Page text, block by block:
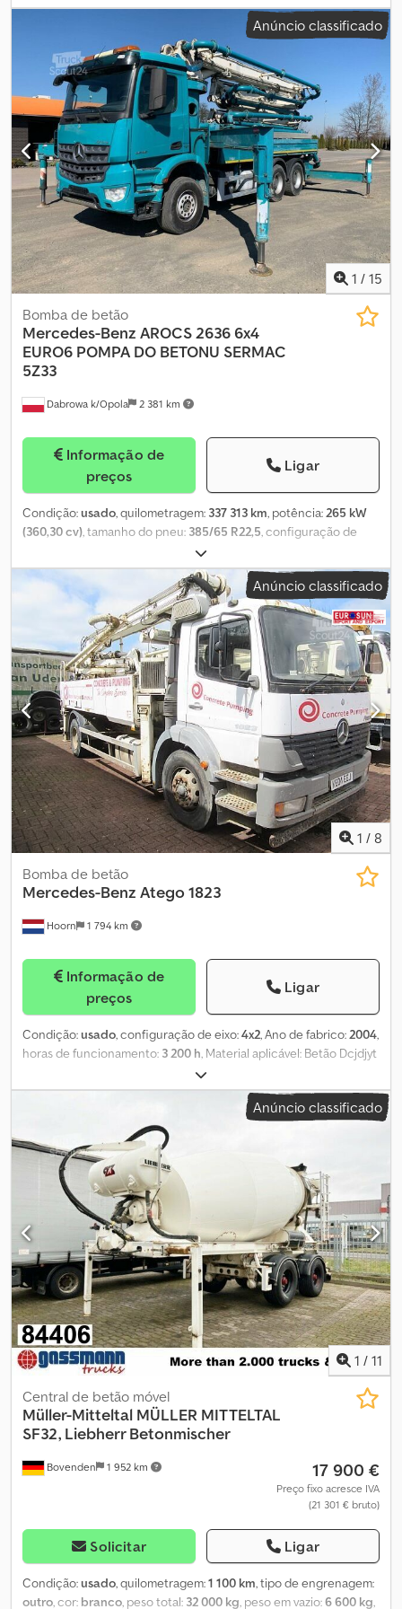
emissão:Euro 4, suspensão:aço, Ano de fabrico:2007,
ABS, ar condicionado, bloqueio do diferencial,
espelho retrovisor elétrico, fecho centralizado, regulação
eléctrica dos vidros, = Opções e acessórios adicionais = -
Controlo da climatização - Rádio - Vidro do tejadilho = Mais
informações = Material aplicável: Betão Eixo 1: Tamanho dos
pneus: 385/65 R22.5; Travões: travões de tambor; Suspensão:
suspensão de molas Eixo 2: Tamanho dos pneus: 315/80 R22,5;
Suspensão: suspensão de molas Peso vazio: 25.500 kg
Capacidade de carga: 1.500 kg GVW: 27.000 kg Dcedpfszkm Nkex
Ablsk
Anúncio classificado
1 / 15
Dabrowa k/Opola 2 381 km
Bomba de betão
Mercedes-Benz AROCS 2636 6x4
EURO6 POMPA DO BETONU SERMAC
5Z33
Informação de
preços
Ligar
Condição:usado, quilometragem: 337 313 km, potência:265 kW
(360,30 cv), tamanho do pneu: 385/65 R22,5, configuração de
, tipo de engrenagem:
emissão:Euro 6, suspensão:aço, Ano de fabrico:2015, horas de
funcionamento:
, Equipamento:
ABS, ar condicionado,
bloqueio do diferencial, espelho retrovisor elétrico, fecho
centralizado, regulação eléctrica dos vidros
, = Opções e
acessórios adicionais = - Controlo da climatização - Rádio - Vidro
do tejadilho = Mais informações = Material aplicável: Betão Eixo 1:
Tamanho dos pneus: 385/65 R22,5; Travões: travões de disco;
Suspensão: suspensão de molas Eixo 2: Tamanho dos pneus:
315/80 R22,5; Suspensão: suspensão de molas Peso vazio: 24.760
kg Capacidade de carga: 1.240 kg Dcjdpswhl Ntefx Ablsk GVW:
26.000 kg
Anúncio classificado
1 / 8
Hoorn 1 794 km
Bomba de betão
Mercedes-Benz Atego 1823
Informação de
preços
Ligar
Condição:usado, configuração de eixo:4x2, Ano de fabrico:2004,
horas de funcionamento: 3 200 h, Material aplicável: Betão Dcjdjyt
Anúncio classificado
1 / 11
Bovenden 1 952 km
Central de betão móvel
Müller-Mitteltal MÜLLER MITTELTAL
SF32, Liebherr Betonmischer
17 900 €
Preço fixo acresce IVA
(21 301 € bruto)
Solicitar Ligar
Condição:usado, quilometragem:1 100 km, tipo de engrenagem:
outro, cor: branco, peso total: 32 000 kg, peso em vazio:6 600 kg,